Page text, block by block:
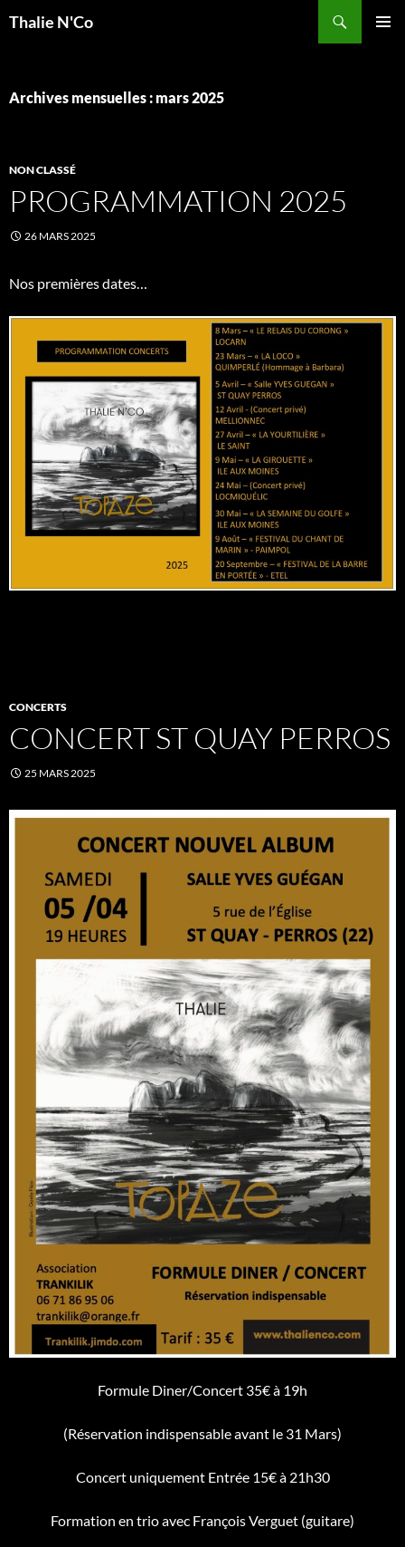
Thalie N'Co
Archives mensuelles : mars 2025
NON CLASSÉ
PROGRAMMATION 2025
26 MARS 2025
Nos premières dates…
CONCERTS
CONCERT ST QUAY PERROS
25 MARS 2025
Formule Diner/Concert 35€ à 19h
(Réservation indispensable avant le 31 Mars)
Concert uniquement Entrée 15€ à 21h30
Formation en trio avec François Verguet (guitare)